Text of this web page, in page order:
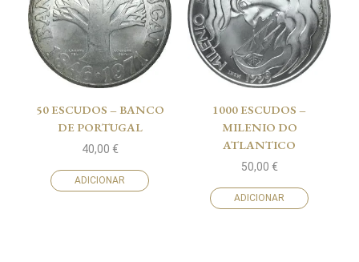
50 ESCUDOS – BANCO
DE PORTUGAL
40,00 €
ADICIONAR
1000 ESCUDOS –
MILENIO DO
ATLANTICO
50,00 €
ADICIONAR